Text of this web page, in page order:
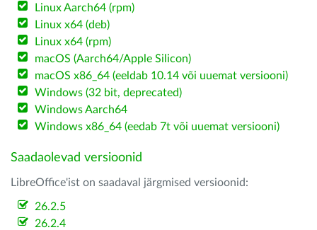
Linux Aarch64 (rpm)
Linux x64 (deb)
Linux x64 (rpm)
macOS (Aarch64/Apple Silicon)
macOS x86_64 (eeldab 10.14 või uuemat versiooni)
Windows (32 bit, deprecated)
Windows Aarch64
Windows x86_64 (eedab 7t või uuemat versiooni)
Saadaolevad versioonid
LibreOffice'ist on saadaval järgmised versioonid:
26.2.5
26.2.4